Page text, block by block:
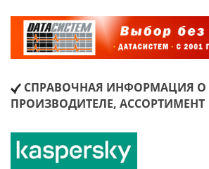
СПРАВОЧНАЯ ИНФОРМАЦИЯ О
ПРОИЗВОДИТЕЛЕ, АССОРТИМЕНТ